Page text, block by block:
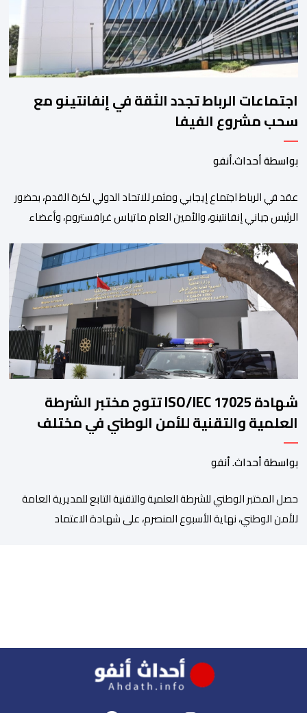
اجتماعات الرباط تجدد الثقة في إنفانتينو مع
سحب مشروع الفيفا
بواسطة أحداث.أنفو
عقد في الرباط اجتماع إيجابي ومثمر للاتحاد الدولي لكرة القدم، بحضور
الرئيس جياني إنفانتينو، والأمين العام ماتياس غرافستروم، وأعضاء
العمل الداخلي. ​وشهد اللقاء تجديد الثقة المتبادلة بين القيادة التنفيذية
للاتحاد، حيث أكد المجتمعون دعمهم الكامل للرئيس إنفانتينو باعتباره
المسؤول الوحيد المباشر والمنتخب من قِبل 211 اتحادا […]
شهادة ISO/IEC 17025 تتوج مختبر الشرطة
العلمية والتقنية للأمن الوطني في مختلف
الخبرات الجنائية
بواسطة أحداث. أنفو
حصل المختبر الوطني للشرطة العلمية والتقنية التابع للمديرية العامة
للأمن الوطني، نهاية الأسبوع المنصرم، على شهادة الاعتماد